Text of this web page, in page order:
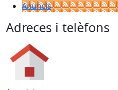
Anuncis
Adreces i telèfons